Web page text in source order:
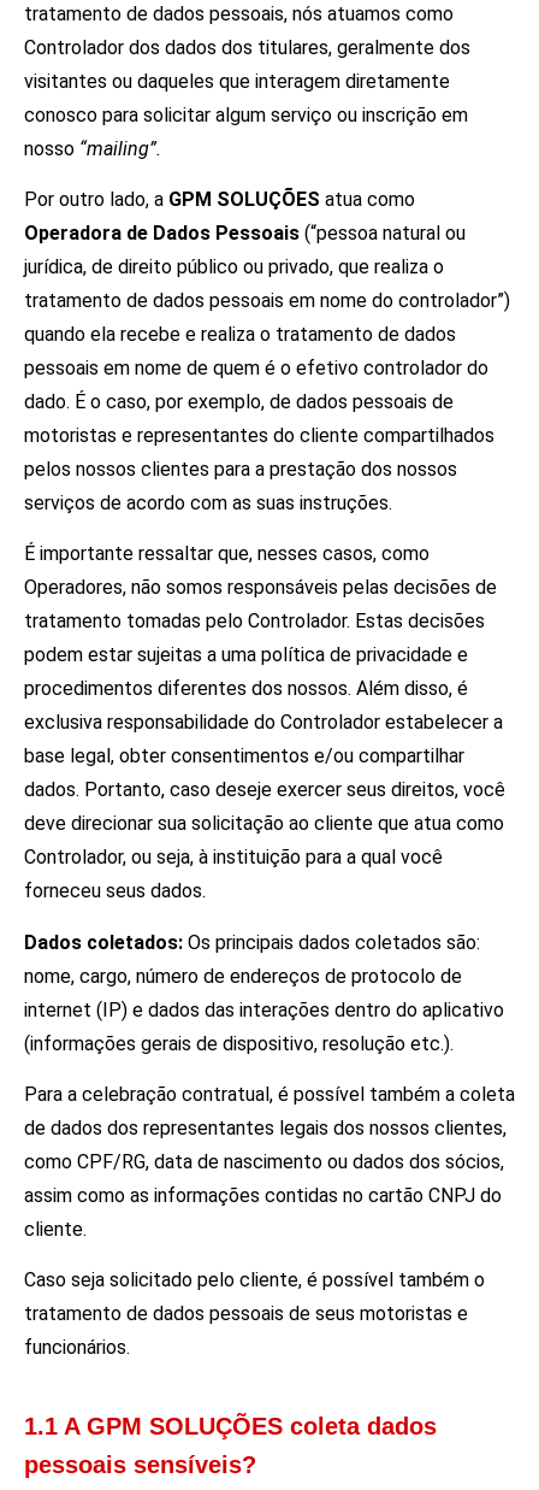
tratamento de dados pessoais, nós atuamos como
Controlador dos dados dos titulares, geralmente dos
visitantes ou daqueles que interagem diretamente
conosco para solicitar algum serviço ou inscrição em
nosso “mailing”.
Por outro lado, a GPM SOLUÇÕES atua como
Operadora de Dados Pessoais (“pessoa natural ou
jurídica, de direito público ou privado, que realiza o
tratamento de dados pessoais em nome do controlador”)
quando ela recebe e realiza o tratamento de dados
pessoais em nome de quem é o efetivo controlador do
dado. É o caso, por exemplo, de dados pessoais de
motoristas e representantes do cliente compartilhados
pelos nossos clientes para a prestação dos nossos
serviços de acordo com as suas instruções.
É importante ressaltar que, nesses casos, como
Operadores, não somos responsáveis pelas decisões de
tratamento tomadas pelo Controlador. Estas decisões
podem estar sujeitas a uma política de privacidade e
procedimentos diferentes dos nossos. Além disso, é
exclusiva responsabilidade do Controlador estabelecer a
base legal, obter consentimentos e/ou compartilhar
dados. Portanto, caso deseje exercer seus direitos, você
deve direcionar sua solicitação ao cliente que atua como
Controlador, ou seja, à instituição para a qual você
forneceu seus dados.
Dados coletados: Os principais dados coletados são:
nome, cargo, número de endereços de protocolo de
internet (IP) e dados das interações dentro do aplicativo
(informações gerais de dispositivo, resolução etc.).
Para a celebração contratual, é possível também a coleta
de dados dos representantes legais dos nossos clientes,
como CPF/RG, data de nascimento ou dados dos sócios,
assim como as informações contidas no cartão CNPJ do
cliente.
Caso seja solicitado pelo cliente, é possível também o
tratamento de dados pessoais de seus motoristas e
funcionários.
1.1 A GPM SOLUÇÕES coleta dados
pessoais sensíveis?